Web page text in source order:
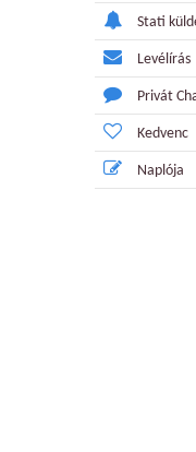
Stati
Levélírás
Privát
Kedvenc
Naplója